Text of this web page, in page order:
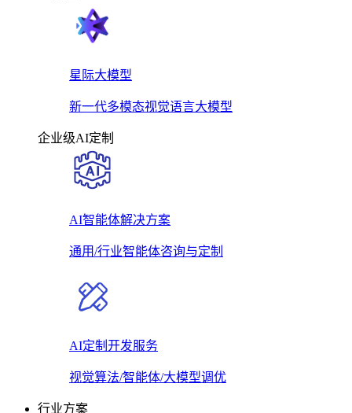
星际大模型
新一代多模态视觉语言大模型
企业级AI定制
AI智能体解决方案
通用/行业智能体咨询与定制
AI定制开发服务
视觉算法/智能体/大模型调优
行业方案